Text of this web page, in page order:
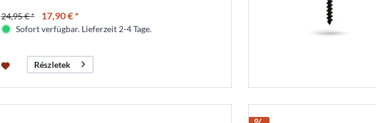
24,95 € * 17,90 € *
Sofort verfügbar. Lieferzeit 2-4 Tage.
Részletek